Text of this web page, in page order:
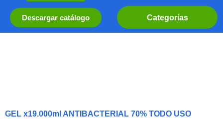
Categorías
Descargar catálogo
GEL x19.000ml ANTIBACTERIAL 70% TODO USO